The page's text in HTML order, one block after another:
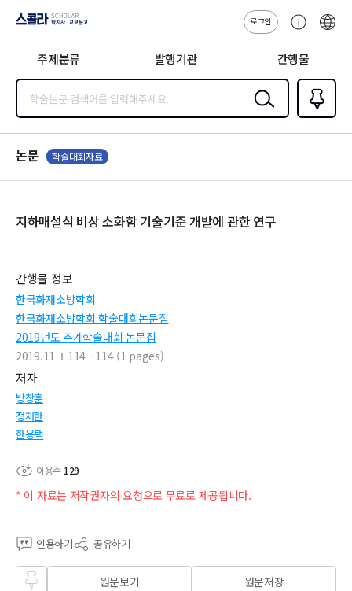
지사·교보문고
로그인
센
주제분류 발행기관 간행물
검색
즐겨찾
기0
논문 학술대회자료
지하매설식 비상 소화함 기술기준 개발에 관한 연구
간행물 정보
한국화재소방학회
한국화재소방학회 학술대회논문집
2019년도 추계학술대회 논문집
2019.11
114 - 114 (1 pages)
저자
방창훈
정재한
한용택
이용수 129
* 이 자료는 저작권자의 요청으로 무료로 제공됩니다.
인용하기 공유하기
즐겨
원문보기 원문저장